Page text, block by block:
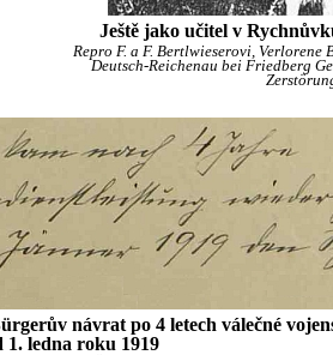
Ještě jako učitel v
Repro F. a F. Bertlwieserovi,
Deutsch-Reichenau bei Friedberg
návrat po 4 letech válečné
1. ledna roku 1919